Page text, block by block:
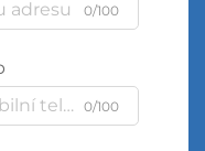
0/100
0/100